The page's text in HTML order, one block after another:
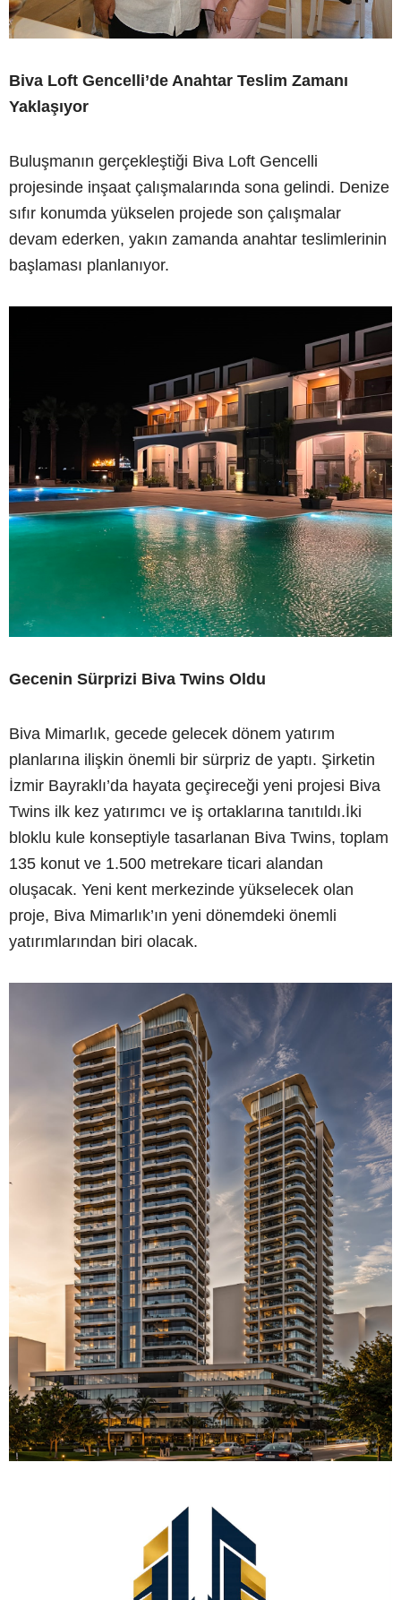
Biva Loft Gencelli’de Anahtar Teslim Zamanı
Yaklaşıyor
Buluşmanın gerçekleştiği Biva Loft Gencelli
projesinde inşaat çalışmalarında sona gelindi. Denize
sıfır konumda yükselen projede son çalışmalar
devam ederken, yakın zamanda anahtar teslimlerinin
başlaması planlanıyor.
Gecenin Sürprizi Biva Twins Oldu
Biva Mimarlık, gecede gelecek dönem yatırım
planlarına ilişkin önemli bir sürpriz de yaptı. Şirketin
İzmir Bayraklı’da hayata geçireceği yeni projesi Biva
Twins ilk kez yatırımcı ve iş ortaklarına tanıtıldı.İki
bloklu kule konseptiyle tasarlanan Biva Twins, toplam
135 konut ve 1.500 metrekare ticari alandan
oluşacak. Yeni kent merkezinde yükselecek olan
proje, Biva Mimarlık’ın yeni dönemdeki önemli
yatırımlarından biri olacak.